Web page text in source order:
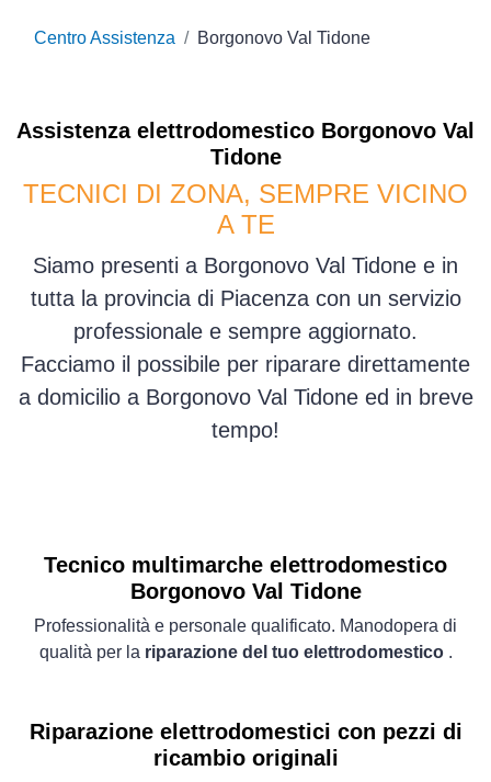
Centro Assistenza Borgonovo Val Tidone
Assistenza elettrodomestico Borgonovo Val
Tidone
TECNICI DI ZONA, SEMPRE VICINO
A TE
Siamo presenti a Borgonovo Val Tidone e in
tutta la provincia di Piacenza con un servizio
professionale e sempre aggiornato.
Facciamo il possibile per riparare direttamente
a domicilio a Borgonovo Val Tidone ed in breve
tempo!
Tecnico multimarche elettrodomestico
Borgonovo Val Tidone
Professionalità e personale qualificato. Manodopera di
qualità per la riparazione del tuo elettrodomestico .
Riparazione elettrodomestici con pezzi di
ricambio originali